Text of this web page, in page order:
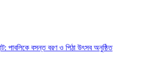
পাবলিকে বসন্ত বরণ ও পিঠা উৎসব অনুষ্ঠিত